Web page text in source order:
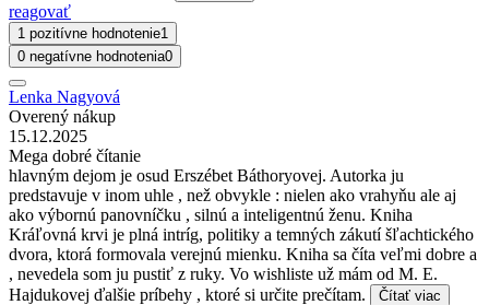
reagovať
1 pozitívne hodnotenie1
0 negatívne hodnotenia0
Lenka Nagyová
Overený nákup
15.12.2025
Mega dobré čítanie
hlavným dejom je osud Erszébet Báthoryovej. Autorka ju
predstavuje v inom uhle , než obvykle : nielen ako vrahyňu ale aj
ako výbornú panovníčku , silnú a inteligentnú ženu. Kniha
Kráľovná krvi je plná intríg, politiky a temných zákutí šľachtického
dvora, ktorá formovala verejnú mienku. Kniha sa číta veľmi dobre a
, nevedela som ju pustiť z ruky. Vo wishliste už mám od M. E.
Hajdukovej ďalšie príbehy , ktoré si určite prečítam.
Čítať viac